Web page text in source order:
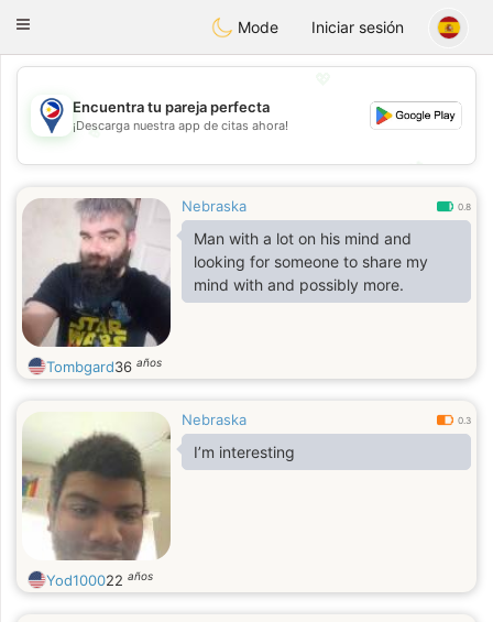
Philippines Chat
Toggle
Mode Iniciar sesión
💖
💕
Encuentra tu pareja perfecta
¡Descarga nuestra app de citas ahora!
Nebraska 0.8
Man with a lot on his mind and
looking for someone to share my
mind with and possibly more.
Tombgard36 años
Nebraska 0.3
I’m interesting
Yod100022 años